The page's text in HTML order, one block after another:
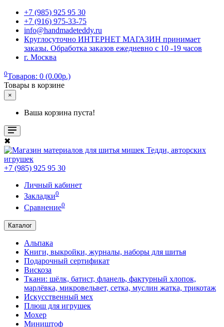
+7 (985) 925 95 30
+7 (916) 975-33-75
info@handmadeteddy.ru
Круглосуточно ИНТЕРНЕТ МАГАЗИН принимает
заказы. Обработка заказов ежедневно с 10 -19 часов
г. Москва
0Товаров: 0 (0.00р.)
Товары в корзине
×
Ваша корзина пуста!
✖
+7 (985) 925 95 30
Личный кабинет
Закладки0
Сравнение0
Каталог
Альпака
Книги, выкройки, журналы, наборы для шитья
Подарочный сертификат
Вискоза
Ткани: шёлк, батист, фланель, фактурный хлопок,
марлёвка, микровельвет, сетка, муслин жатка, трикотаж
Искусственный мех
Плюш для игрушек
Мохер
Миништоф